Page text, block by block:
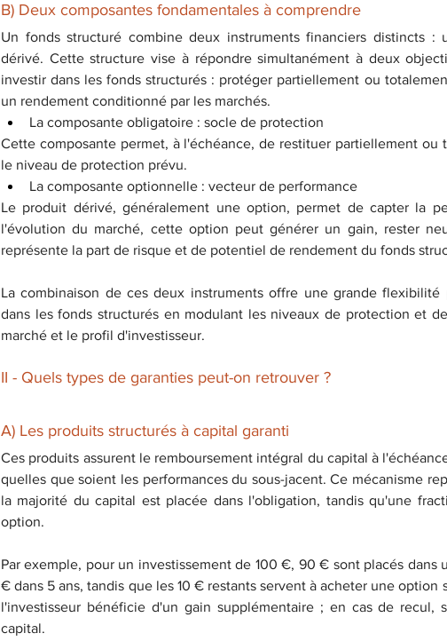
B) Deux composantes fondamentales à comprendre
Un fonds structuré combine deux instruments financiers distincts
dérivé. Cette structure vise à répondre simultanément à deux
investir dans les fonds structurés : protéger partiellement ou
un rendement conditionné par les marchés.
La composante obligatoire : socle de protection
Cette composante permet, à l'échéance, de restituer partiellement ou
le niveau de protection prévu.
La composante optionnelle : vecteur de performance
Le produit dérivé, généralement une option, permet de capter la
l'évolution du marché, cette option peut générer un gain, rester
représente la part de risque et de potentiel de rendement du fonds
La combinaison de ces deux instruments offre une grande
dans les fonds structurés en modulant les niveaux de protection et
marché et le profil d'investisseur.
II - Quels types de garanties peut-on retrouver ?
A) Les produits structurés à capital garanti
Ces produits assurent le remboursement intégral du capital à
quelles que soient les performances du sous-jacent. Ce mécanisme
la majorité du capital est placée dans l'obligation, tandis qu'une
option.
Par exemple, pour un investissement de 100 €, 90 € sont placés dans
€ dans 5 ans, tandis que les 10 € restants servent à acheter une option
l'investisseur bénéficie d'un gain supplémentaire ; en cas de recul,
capital.